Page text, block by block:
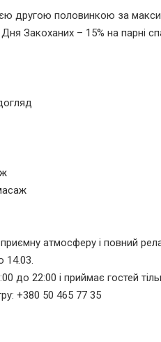
другою половинкою за
Закоханих – 15% на парні
приємну атмосферу і повний
14.03.
до 22:00 і приймає гостей
+380 50 465 77 35